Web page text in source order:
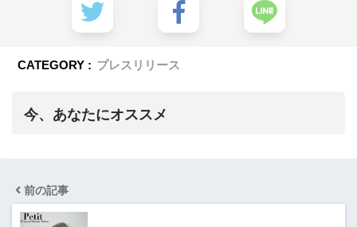
CATEGORY : プレスリリース
今、あなたにオススメ
前の記事